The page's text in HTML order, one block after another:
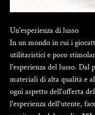
Un'esperienza di lusso
In un mondo in cui i
utilitaristici e poco
l'esperienza del lusso. Dal
materiali di alta qualità e
ogni aspetto dell'offerta
l'esperienza dell'utente,